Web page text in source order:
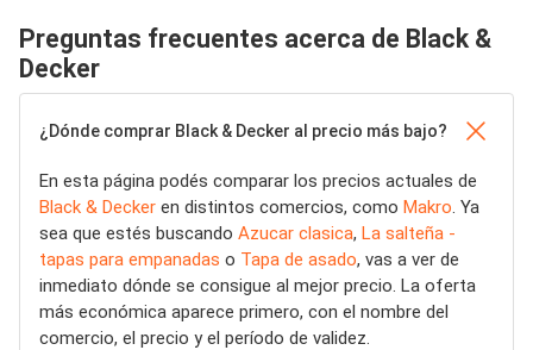
Preguntas frecuentes acerca de Black &
Decker
¿Dónde comprar Black & Decker al precio más bajo?
En esta página podés comparar los precios actuales de
Black & Decker en distintos comercios, como Makro . Ya
sea que estés buscando Azucar clasica, La salteña -
tapas para empanadas o Tapa de asado, vas a ver de
inmediato dónde se consigue al mejor precio. La oferta
más económica aparece primero, con el nombre del
comercio, el precio y el período de validez.